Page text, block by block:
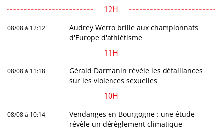
12H
08/08 à 12:12
Audrey Werro brille aux championnats
d'Europe d'athlétisme
11H
08/08 à 11:18
Gérald Darmanin révèle les défaillances
sur les violences sexuelles
10H
08/08 à 10:14
Vendanges en Bourgogne : une étude
révèle un dérèglement climatique